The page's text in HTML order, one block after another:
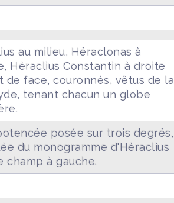
au milieu, Héraclonas à
Héraclius Constantin à droite
de face, couronnés, vêtus de la
tenant chacun un globe
posée sur trois degrés,
du monogramme d'Héraclius
champ à gauche.